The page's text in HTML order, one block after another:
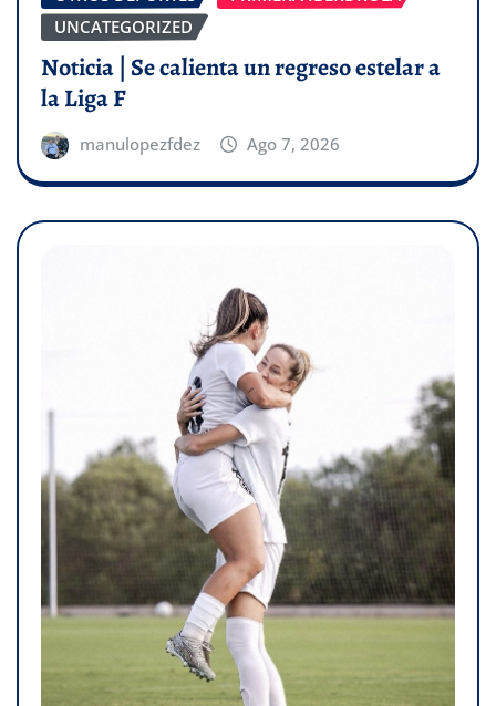
UNCATEGORIZED
Noticia | Se calienta un regreso estelar a
la Liga F
manulopezfdez Ago 7, 2026